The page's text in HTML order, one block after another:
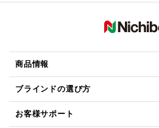
商品情報
ブラインドの選び方
お客様サポート